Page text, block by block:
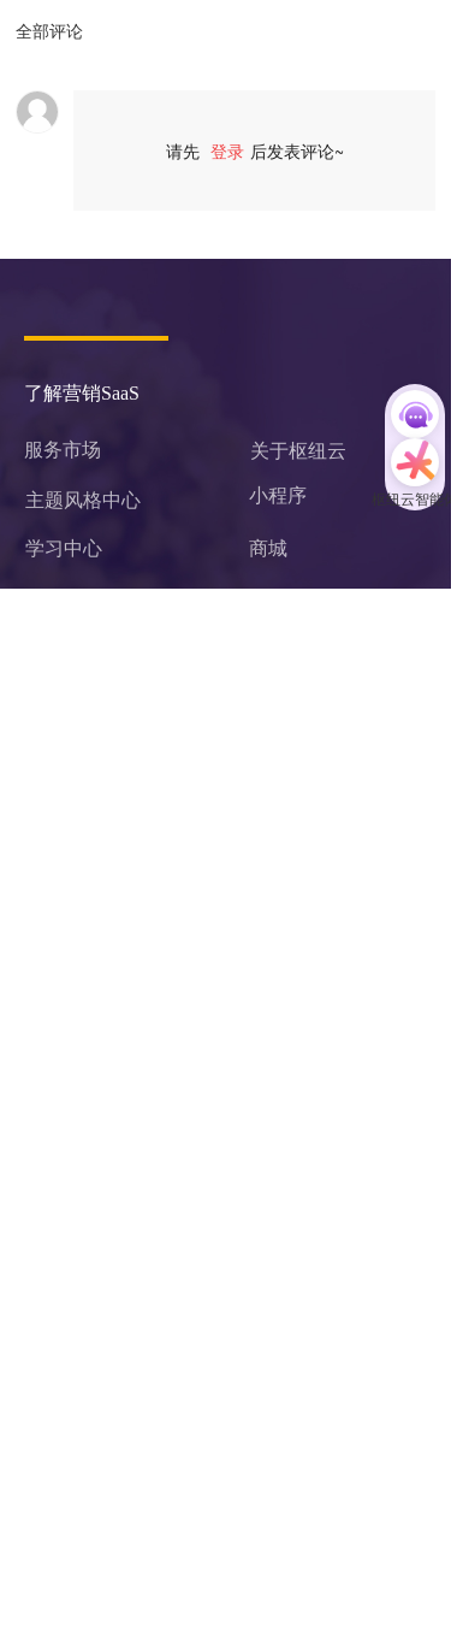
全部评论
请先 登录 后发表评论~
了解营销SaaS
关于枢纽云
服务市场
主题风格中心 小程序
学习中心 商城